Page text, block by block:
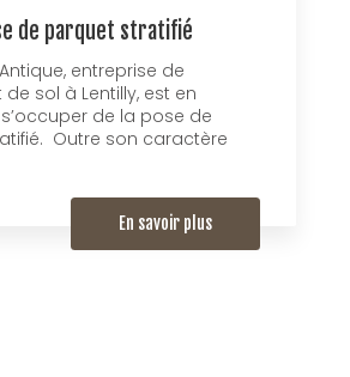
de parquet stratifié
entreprise de
sol à Lentilly, est en
de la pose de
Outre son caractère
En savoir plus